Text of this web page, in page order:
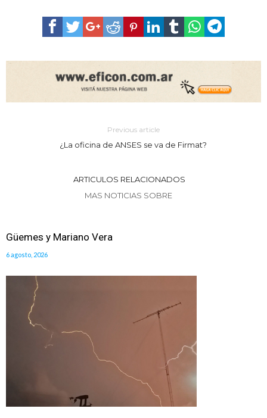
Previous article
¿La oficina de ANSES se va de Firmat?
ARTICULOS RELACIONADOS
MAS NOTICIAS SOBRE
Güemes y Mariano Vera
6 agosto, 2026